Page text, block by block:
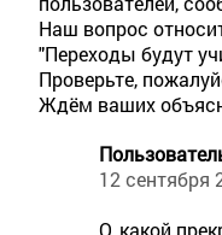
Наш вопрос
"Переходы будут
Проверьте,
Ждём ваших
12 сентября
О, какой